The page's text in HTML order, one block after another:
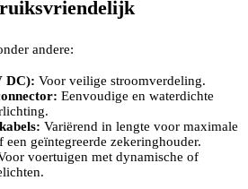
andere:
DC): Voor veilige stroomverdeling.
Eenvoudige en waterdichte
Variërend in lengte voor maximale
geïntegreerde zekeringhouder.
voertuigen met dynamische of